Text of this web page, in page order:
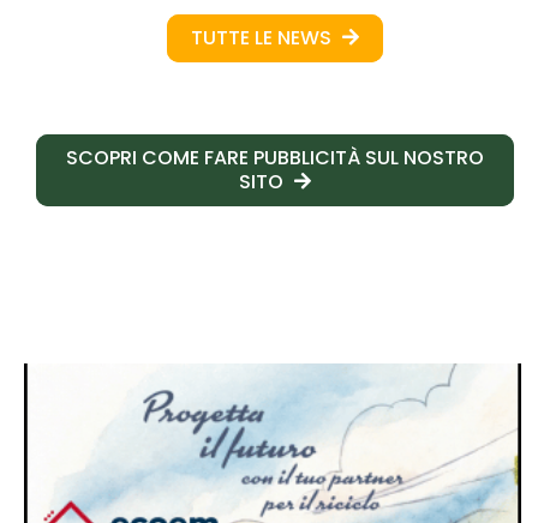
TUTTE LE NEWS
SCOPRI COME FARE PUBBLICITÀ SUL NOSTRO
SITO